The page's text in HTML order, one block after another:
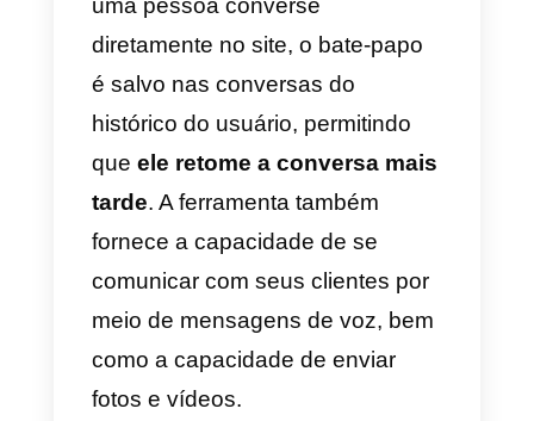
Quais são as principais
vantagens de usar o
Messenger como Live
Chat?